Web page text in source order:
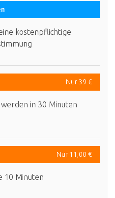
kostenpflichtige
Nur 39 €
in 30 Minuten
Nur 11,00 €
10 Minuten